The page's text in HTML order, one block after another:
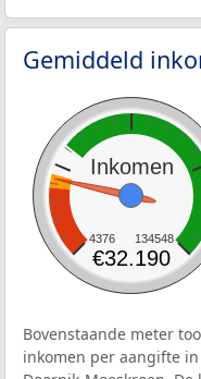
Gemiddeld
Inkomen
4376 134548
€32.190
Bovenstaande meter
inkomen per aangifte